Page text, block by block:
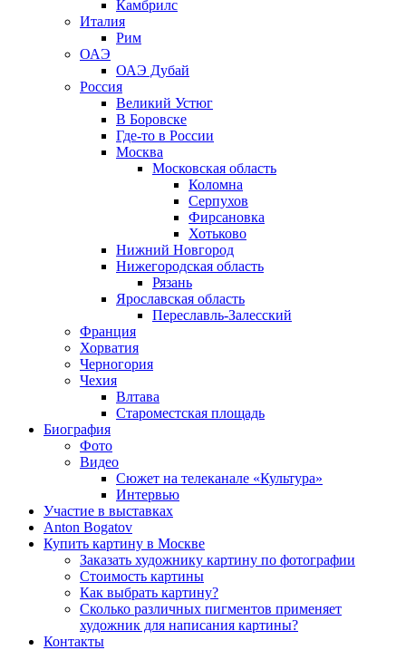
Камбрилс
Италия
Рим
ОАЭ
ОАЭ Дубай
Россия
Великий Устюг
В Боровске
Где-то в России
Москва
Московская область
Коломна
Серпухов
Фирсановка
Хотьково
Нижний Новгород
Нижегородская область
Рязань
Ярославская область
Переславль-Залесский
Франция
Хорватия
Черногория
Чехия
Влтава
Староместская площадь
Биография
Фото
Видео
Сюжет на телеканале «Культура»
Интервью
Участие в выставках
Anton Bogatov
Купить картину в Москве
Заказать художнику картину по фотографии
Стоимость картины
Как выбрать картину?
Сколько различных пигментов применяет
художник для написания картины?
Контакты